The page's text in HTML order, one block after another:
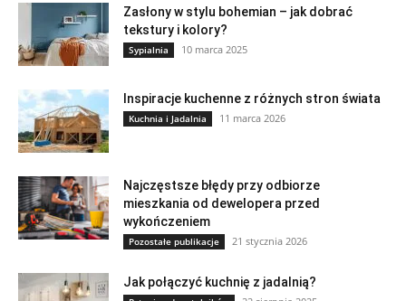
Zasłony w stylu bohemian – jak dobrać
tekstury i kolory?
Sypialnia 10 marca 2025
Inspiracje kuchenne z różnych stron świata
Kuchnia i Jadalnia 11 marca 2026
Najczęstsze błędy przy odbiorze
mieszkania od dewelopera przed
wykończeniem
Pozostałe publikacje 21 stycznia 2026
Jak połączyć kuchnię z jadalnią?